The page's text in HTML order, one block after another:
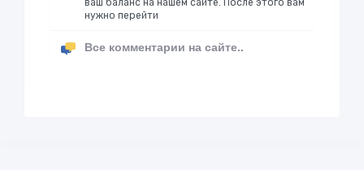
ваш баланс на нашем сайте. После этого вам
нужно перейти
Все комментарии на сайте..